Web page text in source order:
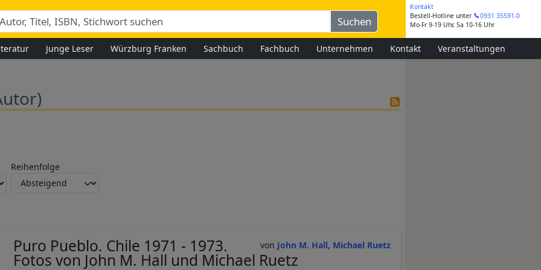
Kontakt
Bestell-Hotline unter
0931 35591-0
Mo-Fr 9-19 Uhr, Sa 10-16 Uhr
Junge Leser Würzburg Franken Sachbuch Fachbuch Unternehmen Kontakt Veranstaltungen
Reihenfolge
John M. Hall Michael Ruetz
Puro Pueblo. Chile 1971 - 1973.
Fotos von John M. Hall und Michael Ruetz